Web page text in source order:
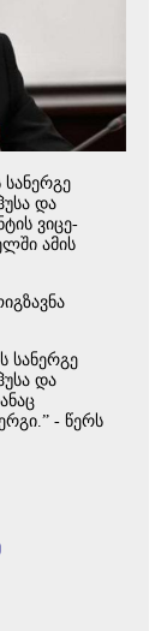
სანერგე
და
ვიცე-
ამის
სანერგე
და
- წერს